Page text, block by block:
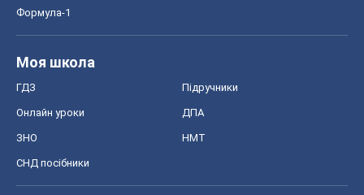
Формула-1
Моя школа
ГДЗ Підручники
Онлайн уроки ДПА
ЗНО НМТ
СНД посібники